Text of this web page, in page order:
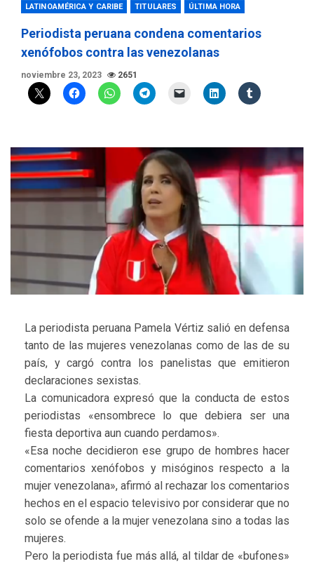
LATINOAMÉRICA Y CARIBE TITULARES ÚLTIMA HORA
Periodista peruana condena comentarios
xenófobos contra las venezolanas
noviembre 23, 2023 2651
La periodista peruana Pamela Vértiz salió en defensa
tanto de las mujeres venezolanas como de las de su
país, y cargó contra los panelistas que emitieron
declaraciones sexistas.
La comunicadora expresó que la conducta de estos
periodistas «ensombrece lo que debiera ser una
fiesta deportiva aun cuando perdamos».
«Esa noche decidieron ese grupo de hombres hacer
comentarios xenófobos y misóginos respecto a la
mujer venezolana», afirmó al rechazar los comentarios
hechos en el espacio televisivo por considerar que no
solo se ofende a la mujer venezolana sino a todas las
mujeres.
Pero la periodista fue más allá, al tildar de «bufones»